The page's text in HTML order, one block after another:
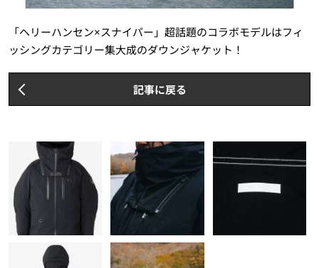
「ヘリーハンセン×スナイパー」超話題のコラボモデルはフィ
ッシングカテゴリー集大成のダウンジャケット！
記事に戻る